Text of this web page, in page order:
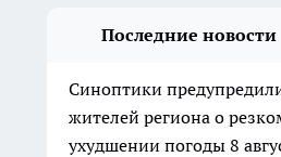
Последние новости
Синоптики
жителей региона о
ухудшении погоды 8